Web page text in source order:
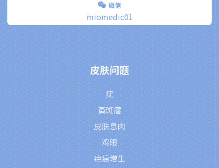
微信
miomedic01
皮肤问题
疣
黃斑瘤
皮肤息肉
鸡眼
疤痕增生